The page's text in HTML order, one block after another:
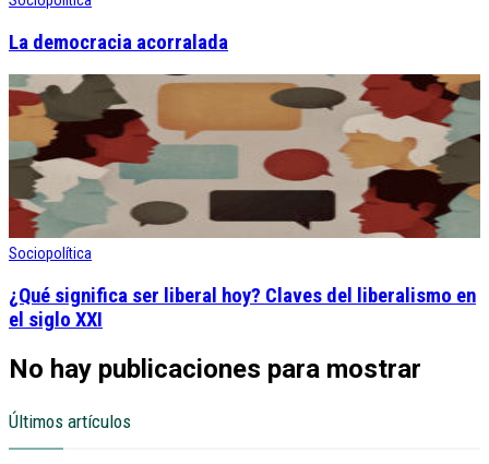
La democracia acorralada
Sociopolítica
¿Qué significa ser liberal hoy? Claves del liberalismo en
el siglo XXI
No hay publicaciones para mostrar
Últimos artículos